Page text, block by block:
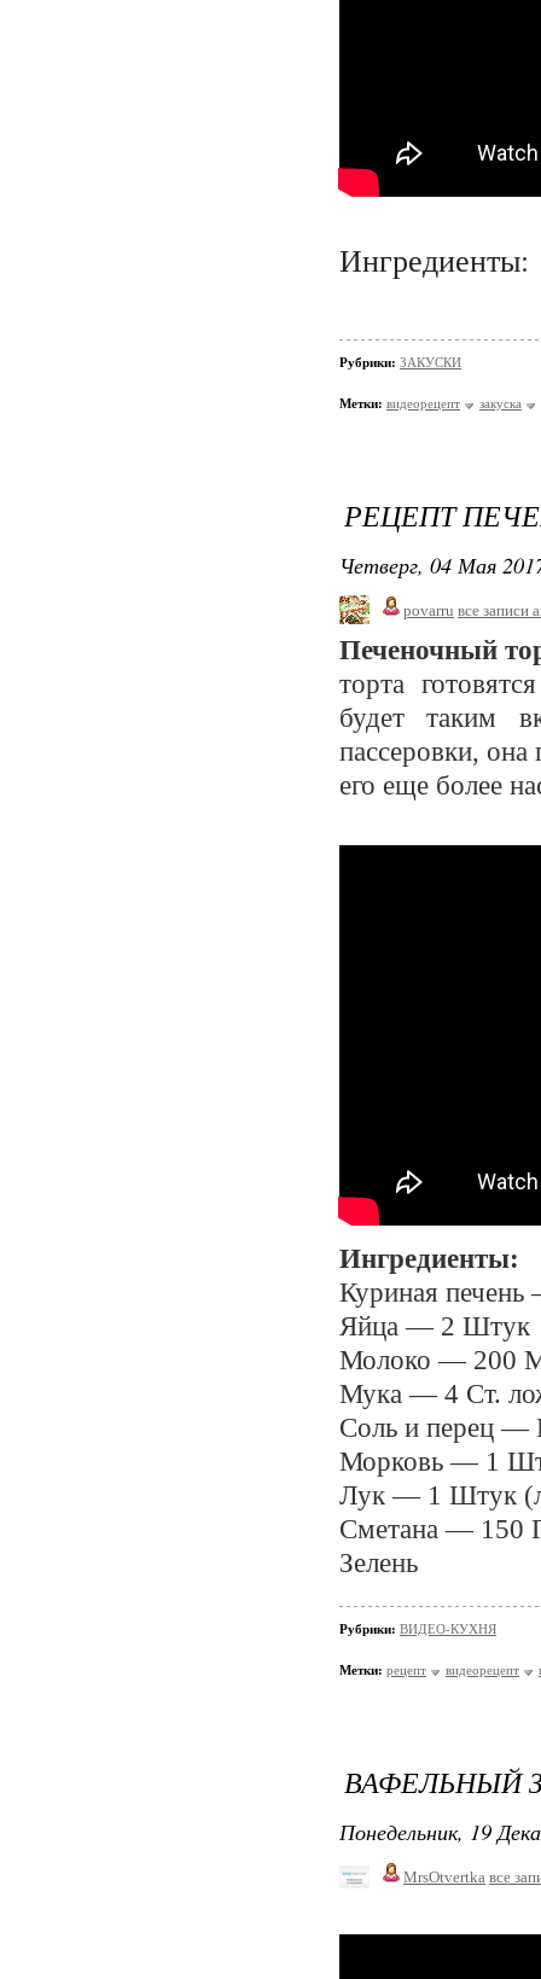
Ингредиенты:
Рубрики: ЗАКУСКИ
Метки: видеорецепт закуска
РЕЦЕПТ
Четверг, 04 Мая
povarru все записи
Печеночный
торта
будет таким
пассеровки, она
его еще более
Ингредиенты:
Куриная
Яйца — 2 Штук
Молоко — 200
Мука — 4 Ст.
Соль и перец —
Морковь — 1
Лук — 1 Штук
Сметана — 150
Зелень
Рубрики: ВИДЕО-КУХНЯ
Метки: рецепт видеорецепт
ВАФЕЛЬНЫЙ
Понедельник, 19
MrsOtvertka все